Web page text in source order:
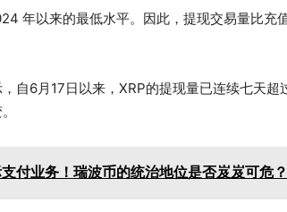
年以来的最低水平。因此，提现交易量比充
自6月17日以来，XRP的提现量已连续七天超
付业务！瑞波币的统治地位是否岌岌可危？